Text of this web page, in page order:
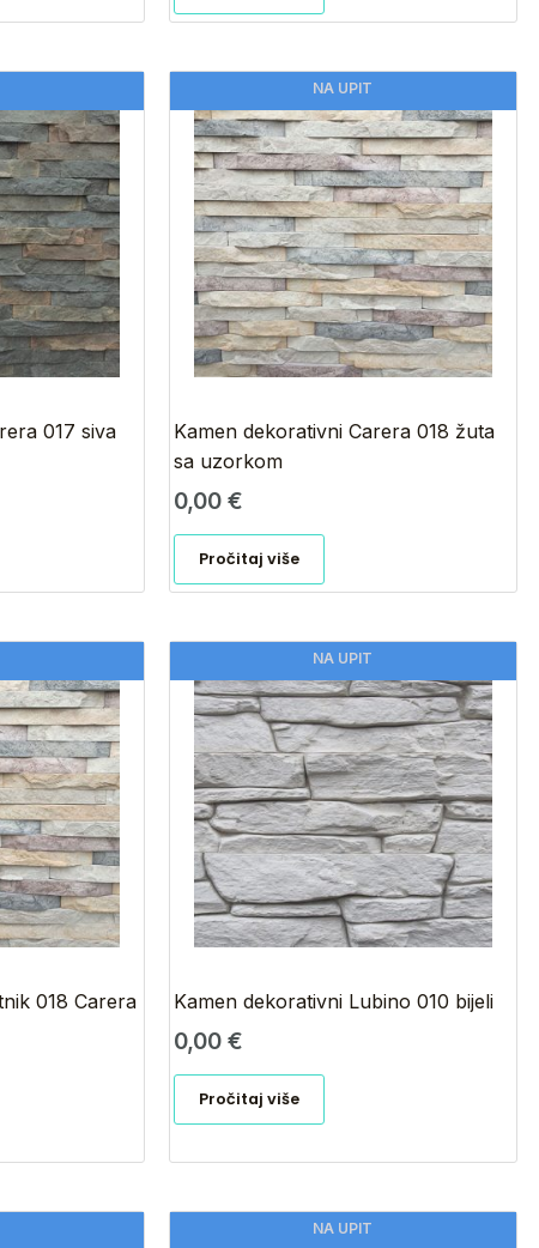
017 siva
NA UPIT
Kamen dekorativni Carera 018 žuta
sa uzorkom
0,00 €
Pročitaj više
018 Carera
NA UPIT
Kamen dekorativni Lubino 010 bijeli
0,00 €
Pročitaj više
NA UPIT